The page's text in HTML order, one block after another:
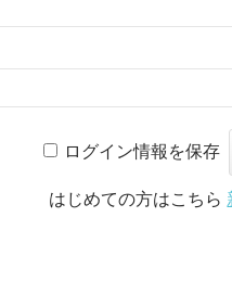
ログイン情報を保存
はじめての方はこちら